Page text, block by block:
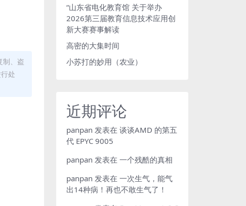
制、盗
处
“山东省电化教育馆 关于举办
2026第三届教育信息技术应用创
新大赛赛事解读
高密的大集时间
小苏打的妙用（农业）
近期评论
panpan 发表在 谈谈AMD 的第五
代 EPYC 9005
panpan 发表在 一个残酷的真相
panpan 发表在 一次生气，能气
出14种病！再也不敢生气了！